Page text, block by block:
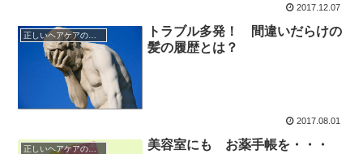
2017.12.07
正しいヘアケアの仕方
トラブル多発！ 間違いだらけの
髪の履歴とは？
2017.08.01
正しいヘアケアの仕方 美容室にも お薬手帳を・・・